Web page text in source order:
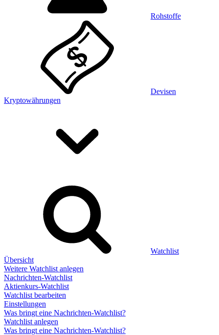
Rohstoffe
Devisen
Kryptowährungen
Watchlist
Übersicht
Weitere Watchlist anlegen
Nachrichten-Watchlist
Aktienkurs-Watchlist
Watchlist bearbeiten
Einstellungen
Was bringt eine Nachrichten-Watchlist?
Watchlist anlegen
Was bringt eine Nachrichten-Watchlist?